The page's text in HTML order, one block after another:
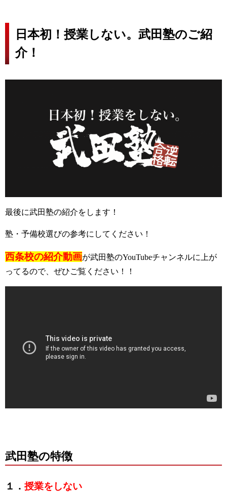
日本初！授業しない。武田塾のご紹
介！
最後に武田塾の紹介をします！
塾・予備校選びの参考にしてください！
西条校の紹介動画が武田塾のYouTubeチャンネルに上が
ってるので、ぜひご覧ください！！
武田塾の特徴
１． 授業をしない